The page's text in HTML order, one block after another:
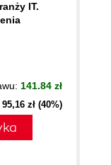
IT.
141.84 zł
zł (40%)